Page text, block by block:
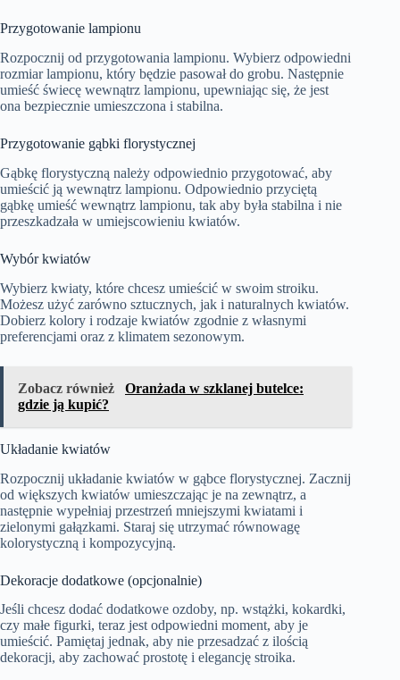
Przygotowanie lampionu
Rozpocznij od przygotowania lampionu. Wybierz odpowiedni
rozmiar lampionu, który będzie pasował do grobu. Następnie
umieść świecę wewnątrz lampionu, upewniając się, że jest
ona bezpiecznie umieszczona i stabilna.
Przygotowanie gąbki florystycznej
Gąbkę florystyczną należy odpowiednio przygotować, aby
umieścić ją wewnątrz lampionu. Odpowiednio przyciętą
gąbkę umieść wewnątrz lampionu, tak aby była stabilna i nie
przeszkadzała w umiejscowieniu kwiatów.
Wybór kwiatów
Wybierz kwiaty, które chcesz umieścić w swoim stroiku.
Możesz użyć zarówno sztucznych, jak i naturalnych kwiatów.
Dobierz kolory i rodzaje kwiatów zgodnie z własnymi
preferencjami oraz z klimatem sezonowym.
Zobacz również
Oranżada w szklanej butelce:
gdzie ją kupić?
Układanie kwiatów
Rozpocznij układanie kwiatów w gąbce florystycznej. Zacznij
od większych kwiatów umieszczając je na zewnątrz, a
następnie wypełniaj przestrzeń mniejszymi kwiatami i
zielonymi gałązkami. Staraj się utrzymać równowagę
kolorystyczną i kompozycyjną.
Dekoracje dodatkowe (opcjonalnie)
Jeśli chcesz dodać dodatkowe ozdoby, np. wstążki, kokardki,
czy małe figurki, teraz jest odpowiedni moment, aby je
umieścić. Pamiętaj jednak, aby nie przesadzać z ilością
dekoracji, aby zachować prostotę i elegancję stroika.